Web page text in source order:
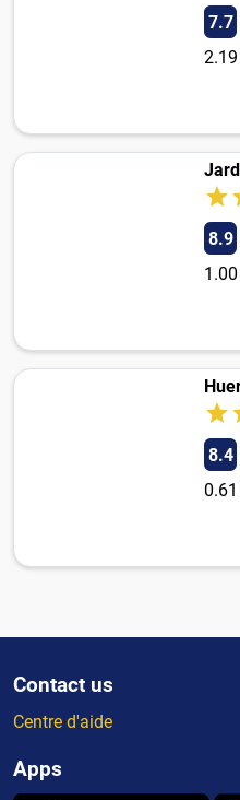
7.7
8.9
8.4
Contact us
Centre d'aide
Apps